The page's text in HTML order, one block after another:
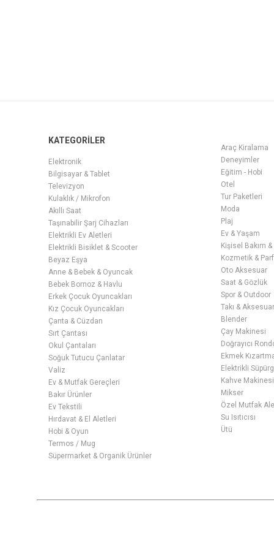
KATEGORİLER
Elektronik
Bilgisayar & Tablet
Televizyon
Kulaklık / Mikrofon
Akıllı Saat
Taşınabilir Şarj Cihazları
Elektrikli Ev Aletleri
Elektrikli Bisiklet & Scooter
Beyaz Eşya
Anne & Bebek & Oyuncak
Bebek Bornoz & Havlu
Erkek Çocuk Oyuncakları
Kız Çocuk Oyuncakları
Çanta & Cüzdan
Sırt Çantası
Okul Çantaları
Soğuk Tutucu Çanlatar
Valiz
Ev & Mutfak Gereçleri
Bakır Ürünler
Ev Tekstili
Hırdavat & El Aletleri
Hobi & Oyun
Termos / Mug
Süpermarket & Organik Ürünler
Araç Kiralama
Deneyimler
Eğitim - Hobi
Otel
Tur Paketleri
Moda
Plaj
Ev & Yaşam
Kişisel Bakım &
Kozmetik &
Oto Aksesuar
Saat & Gözlük
Spor & Outdoor
Takı &
Blender
Çay Makinesi
Doğrayıcı
Ekmek
Elektrikli
Kahve Makinesi
Mikser
Özel Mutfak
Su Isıtıcısı
Ütü